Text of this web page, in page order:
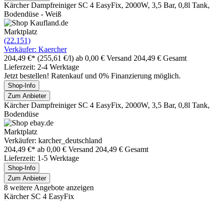
Kärcher Dampfreiniger SC 4 EasyFix, 2000W, 3,5 Bar, 0,8l Tank,
Bodendüse - Weiß
Marktplatz
(22.151)
Verkäufer: Kaercher
204,49 €* (255,61 €/l) ab 0,00 € Versand 204,49 € Gesamt
Lieferzeit: 2-4 Werktage
Jetzt bestellen! Ratenkauf und 0% Finanzierung möglich.
Shop-Info
Zum Anbieter
Kärcher Dampfreiniger SC 4 EasyFix, 2000W, 3,5 Bar, 0,8l Tank,
Bodendüse
Marktplatz
Verkäufer: karcher_deutschland
204,49 €* ab 0,00 € Versand 204,49 € Gesamt
Lieferzeit: 1-5 Werktage
Shop-Info
Zum Anbieter
8 weitere Angebote anzeigen
Kärcher SC 4 EasyFix